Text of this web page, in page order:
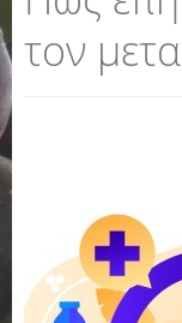
τον